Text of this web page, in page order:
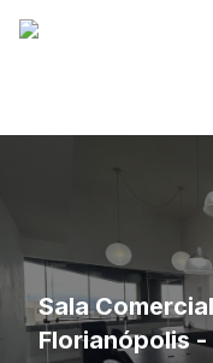
Sala
Florianópolis